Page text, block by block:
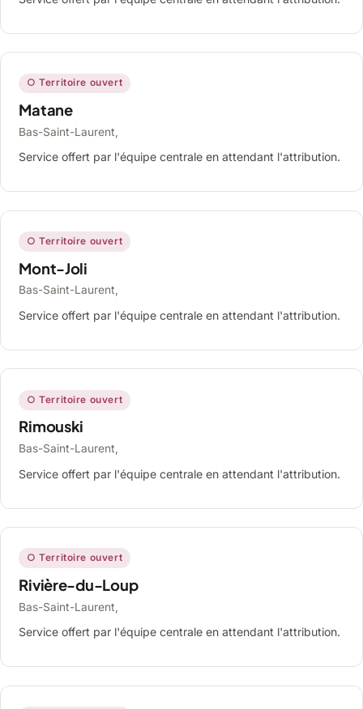
○ Territoire ouvert
Matane
Bas-Saint-Laurent,
Service offert par l'équipe centrale en attendant l'attribution.
○ Territoire ouvert
Mont-Joli
Bas-Saint-Laurent,
Service offert par l'équipe centrale en attendant l'attribution.
○ Territoire ouvert
Rimouski
Bas-Saint-Laurent,
Service offert par l'équipe centrale en attendant l'attribution.
○ Territoire ouvert
Rivière-du-Loup
Bas-Saint-Laurent,
Service offert par l'équipe centrale en attendant l'attribution.